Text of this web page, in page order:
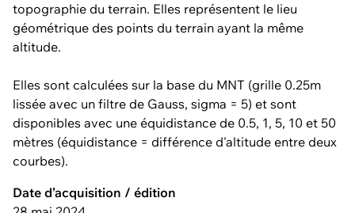
topographie du terrain. Elles représentent le lieu
géométrique des points du terrain ayant la même
altitude.
Elles sont calculées sur la base du MNT (grille 0.25m
lissée avec un filtre de Gauss, sigma = 5) et sont
disponibles avec une équidistance de 0.5, 1, 5, 10 et 50
mètres (équidistance = différence d'altitude entre deux
courbes).
Date d’acquisition / édition